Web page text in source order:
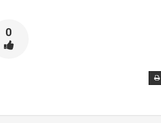
0